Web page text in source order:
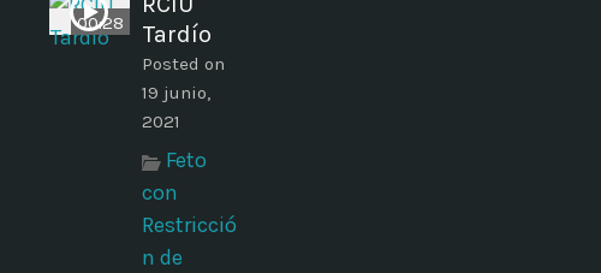
00:28
Tardío
Posted on
19 junio,
2021
Feto
con
Restricció
n de